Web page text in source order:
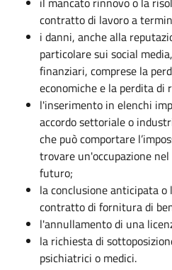
contratto di lavoro a
i danni, anche alla
particolare sui social
finanziari, comprese la
economiche e la perdita di
l'inserimento in elenchi
accordo settoriale o
che può comportare
trovare un'occupazione
futuro;
la conclusione anticipata
contratto di fornitura di
l'annullamento di una
la richiesta di
psichiatrici o medici.